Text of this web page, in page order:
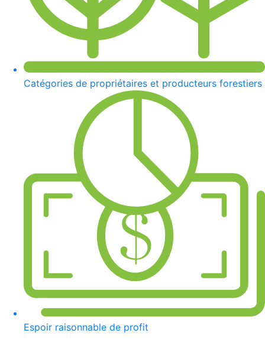
Catégories de propriétaires et producteurs forestiers
Espoir raisonnable de profit